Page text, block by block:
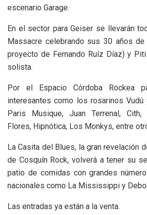
escenario Garage.
En el sector para Geiser se llevarán
Massacre celebrando sus 30 años de
proyecto de Fernando Ruíz Díaz) y
solista.
Por el Espacio Córdoba Rockea
interesantes como los rosarinos
Paris Musique, Juan Terrenal, Cith,
Flores, Hipnótica, Los Monkys, entre
La Casita del Blues, la gran revelación
de Cosquín Rock, volverá a tener su
patio de comidas con grandes
nacionales como La Mississippi y
Las entradas ya están a la venta.